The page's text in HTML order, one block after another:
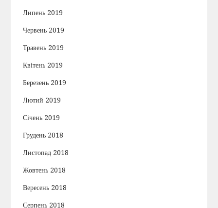
Липень 2019
Червень 2019
Травень 2019
Квітень 2019
Березень 2019
Лютий 2019
Січень 2019
Грудень 2018
Листопад 2018
Жовтень 2018
Вересень 2018
Серпень 2018